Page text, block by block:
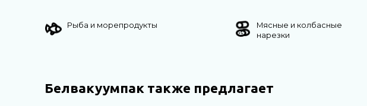
Рыба и морепродукты
Мясные и колбасные
нарезки
Белвакуумпак также предлагает